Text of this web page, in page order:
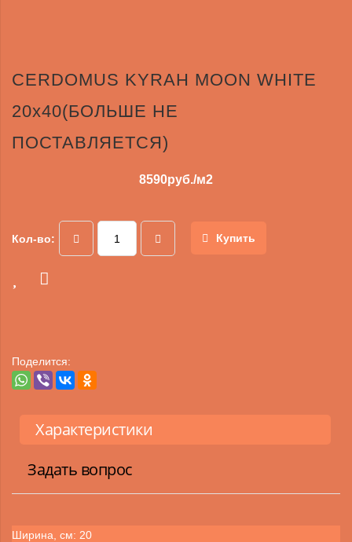
CERDOMUS KYRAH MOON WHITE
20x40(БОЛЬШЕ НЕ
ПОСТАВЛЯЕТСЯ)
8590руб./м2
Кол-во: Купить
Поделится:
Характеристики
Задать вопрос
Ширина, см: 20